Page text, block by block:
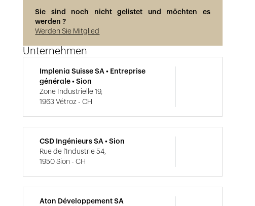
Sie sind noch nicht gelistet und möchten es
werden ?
Werden Sie Mitglied
Unternehmen
Implenia Suisse SA • Entreprise
générale • Sion
Zone Industrielle 19,
1963 Vétroz - CH
CSD Ingénieurs SA • Sion
Rue de l'Industrie 54,
1950 Sion - CH
Aton Développement SA